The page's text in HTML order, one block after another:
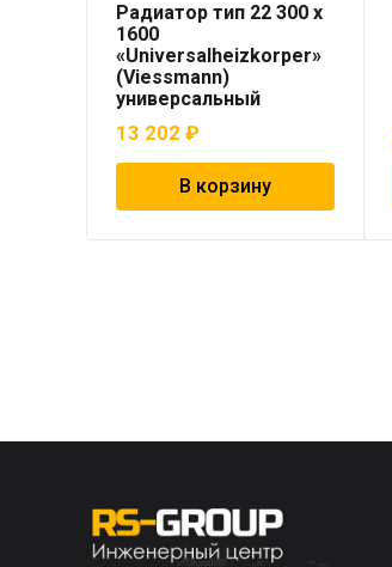
Радиатор тип 22 300 x
1600
«Universalheizkorper»
(Viessmann)
универсальный
13 202 ₽
В корзину